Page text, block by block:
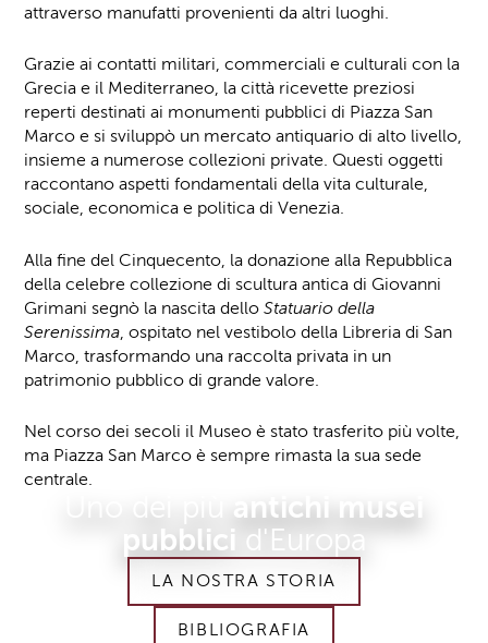
attraverso manufatti provenienti da altri luoghi.
Grazie ai contatti militari, commerciali e culturali con la
Grecia e il Mediterraneo, la città ricevette preziosi
reperti destinati ai monumenti pubblici di Piazza San
Marco e si sviluppò un mercato antiquario di alto livello,
insieme a numerose collezioni private. Questi oggetti
raccontano aspetti fondamentali della vita culturale,
sociale, economica e politica di Venezia.
Alla fine del Cinquecento, la donazione alla Repubblica
della celebre collezione di scultura antica di Giovanni
Grimani segnò la nascita delloStatuario della
Serenissima, ospitato nel vestibolo della Libreria di San
Marco, trasformando una raccolta privata in un
patrimonio pubblico di grande valore.
Nel corso dei secoli il Museo è stato trasferito più volte,
ma Piazza San Marco è sempre rimasta la sua sede
centrale.
Uno dei più antichi musei
pubblici d'Europa
LA NOSTRA STORIA
BIBLIOGRAFIA